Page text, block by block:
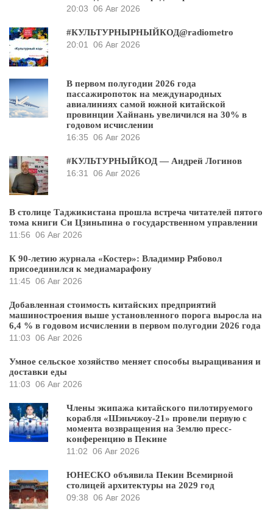
20:03 06 Авг 2026
#КУЛЬТУРНЫРНЫЙКОД@radiometro
20:01 06 Авг 2026
В первом полугодии 2026 года
пассажиропоток на международных
авиалиниях самой южной китайской
провинции Хайнань увеличился на 30% в
годовом исчислении
16:35 06 Авг 2026
#КУЛЬТУРНЫЙКОД — Андрей Логинов
16:31 06 Авг 2026
В столице Таджикистана прошла встреча читателей пятого
тома книги Си Цзиньпина о государственном управлении
11:56 06 Авг 2026
К 90-летию журнала «Костер»: Владимир Рябовол
присоединился к медиамарафону
11:45 06 Авг 2026
Добавленная стоимость китайских предприятий
машиностроения выше установленного порога выросла на
6,4 % в годовом исчислении в первом полугодии 2026 года
11:03 06 Авг 2026
Умное сельское хозяйство меняет способы выращивания и
доставки еды
11:03 06 Авг 2026
Члены экипажа китайского пилотируемого
корабля «Шэньчжоу-21» провели первую с
момента возвращения на Землю пресс-
конференцию в Пекине
11:02 06 Авг 2026
ЮНЕСКО объявила Пекин Всемирной
столицей архитектуры на 2029 год
09:38 06 Авг 2026